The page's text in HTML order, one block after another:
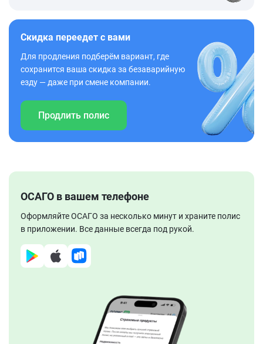
Скидка переедет с вами
Для продления подберём вариант, где
сохранится ваша скидка за безаварийную
езду — даже при смене компании.
Продлить полис
ОСАГО в вашем телефоне
Оформляйте ОСАГО за несколько минут и храните полис
в приложении. Все данные всегда под рукой.